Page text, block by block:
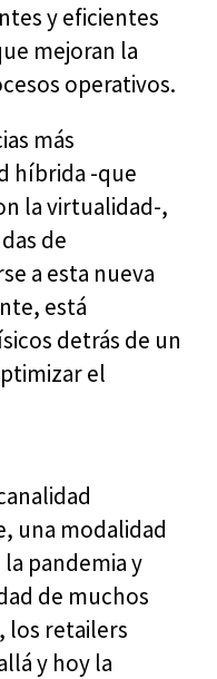
y eficientes
mejoran la
operativos.
más
híbrida -que
la virtualidad-,
de
a esta nueva
está
detrás de un
el
una modalidad
pandemia y
de muchos
los retailers
y hoy la